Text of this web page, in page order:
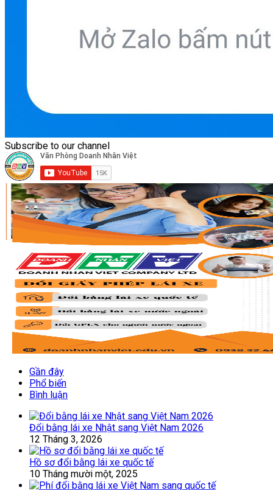
Subscribe to our channel
Gần đây
Phổ biến
Bình luận
Đổi bằng lái xe Nhật sang Việt Nam 2026
12 Tháng 3, 2026
Hồ sơ đổi bằng lái xe quốc tế
10 Tháng mười một, 2025